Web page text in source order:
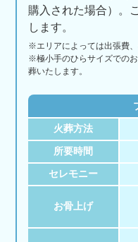
購入された場合）。
します。
※エリアによっては出張費、
※極小手のひらサイズでの
葬いたします。
火葬方法
所要時間
セレモニー
お骨上げ